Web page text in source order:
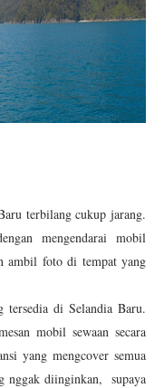
terbilang cukup jarang.
mengendarai mobil
ambil foto di tempat yang
tersedia di Selandia Baru.
mobil sewaan secara
yang mengcover semua
nggak diinginkan, supaya